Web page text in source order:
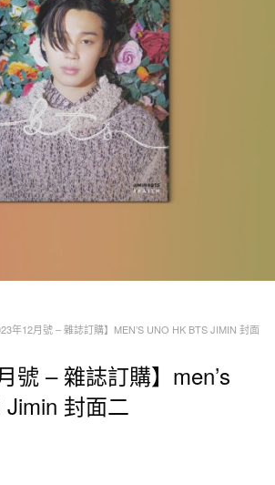
年12月號 – 雜誌訂購】MEN’S UNO HK BTS JIMIN 封面
號 – 雜誌訂購】men’s
封面二